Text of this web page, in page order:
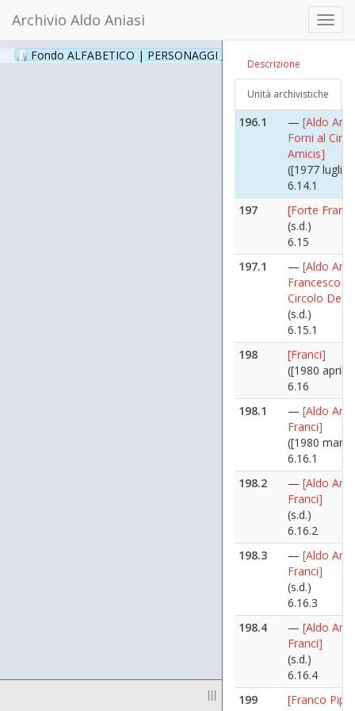
Archivio Aldo Aniasi
Fondo ALFABETICO | PERSONAGGI _ Archivio Fotografico
|||
Descrizione
Unità archivistiche
Dario
6.13.1
196
[Forni]
([1977 luglio
6.14
196.1
— [Aldo
Forni al
Amicis]
([1977 luglio
6.14.1
197
[Forte
(s.d.)
6.15
197.1
— [Aldo
Francesco
Circolo De
(s.d.)
6.15.1
198
[Franci]
([1980
6.16
198.1
— [Aldo
Franci]
([1980
6.16.1
198.2
— [Aldo
Franci]
(s.d.)
6.16.2
198.3
— [Aldo
Franci]
(s.d.)
6.16.3
198.4
— [Aldo
Franci]
(s.d.)
6.16.4
199
[Franco